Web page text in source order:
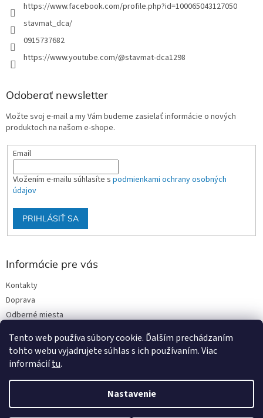
Tento web používa súbory cookie. Ďalším prechádzaním
tohto webu vyjadrujete súhlas s ich používaním. Viac
informáciítu.
Nastavenie
s
https://www.facebook.com/profile.php?id=100065043127050
stavmat_dca/
0915737682
https://www.youtube.com/@stavmat-dca1298
Odoberať newsletter
Vložte svoj e-mail a my Vám budeme zasielať informácie o nových
produktoch na našom e-shope.
Email
Vložením e-mailu súhlasíte s podmienkami ochrany osobných
údajov
PRIHLÁSIŤ SA
Informácie pre vás
Kontakty
Doprava
Odberné miesta
Obchodné podmienky
Vytvoril Shoptet